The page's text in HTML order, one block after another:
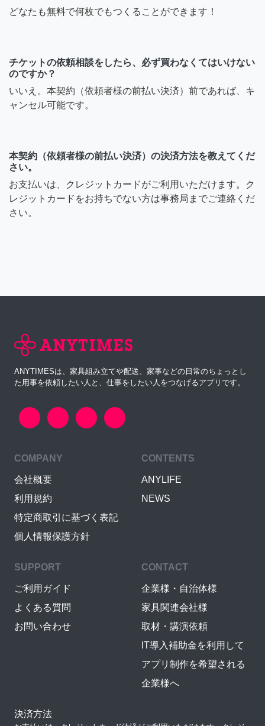
どなたも無料で何枚でもつくることができます！
チケットの依頼相談をしたら、必ず買わなくてはいけない
のですか？
いいえ。本契約（依頼者様の前払い決済）前であれば、キ
ャンセル可能です。
本契約（依頼者様の前払い決済）の決済方法を教えてくだ
さい。
お支払いは、クレジットカードがご利用いただけます。ク
レジットカードをお持ちでない方は事務局までご連絡くだ
さい。
ANYTIMESは、家具組み立てや配送、家事などの日常のちょっとし
た用事を依頼したい人と、仕事をしたい人をつなげるアプリです。
COMPANY
会社概要
利用規約
特定商取引に基づく表記
個人情報保護方針
CONTENTS
ANYLIFE
NEWS
SUPPORT
ご利用ガイド
よくある質問
お問い合わせ
CONTACT
企業様・自治体様
家具関連会社様
取材・講演依頼
IT導入補助金を利用して
アプリ制作を希望される
企業様へ
決済方法